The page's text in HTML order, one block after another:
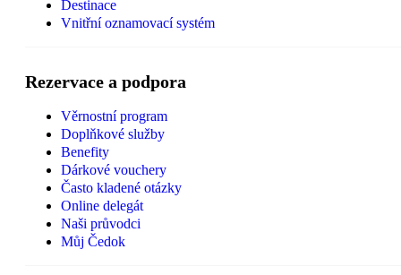
Destinace
Vnitřní oznamovací systém
Rezervace a podpora
Věrnostní program
Doplňkové služby
Benefity
Dárkové vouchery
Často kladené otázky
Online delegát
Naši průvodci
Můj Čedok